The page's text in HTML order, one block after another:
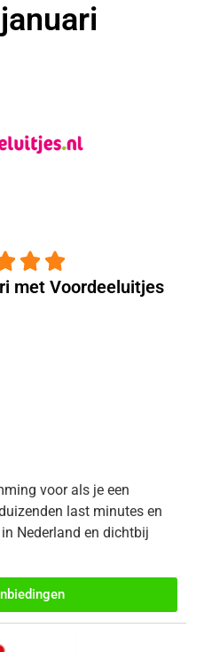
 
met Voordeeluitjes
voor als je een
last minutes en
Nederland en dichtbij